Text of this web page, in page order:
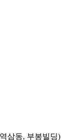
삼동, 부봉빌딩)